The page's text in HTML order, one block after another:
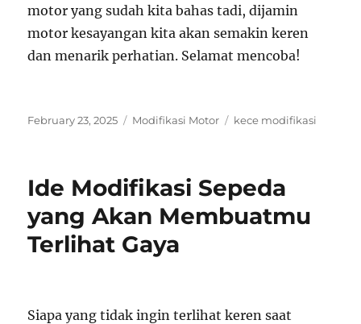
motor yang sudah kita bahas tadi, dijamin
motor kesayangan kita akan semakin keren
dan menarik perhatian. Selamat mencoba!
Posted
February 23, 2025 Categories
Modifikasi Motor Tags
kece modifikasi
Ide Modifikasi Sepeda
yang Akan Membuatmu
Terlihat Gaya
Siapa yang tidak ingin terlihat keren saat